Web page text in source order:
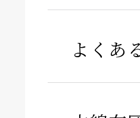
よくあ